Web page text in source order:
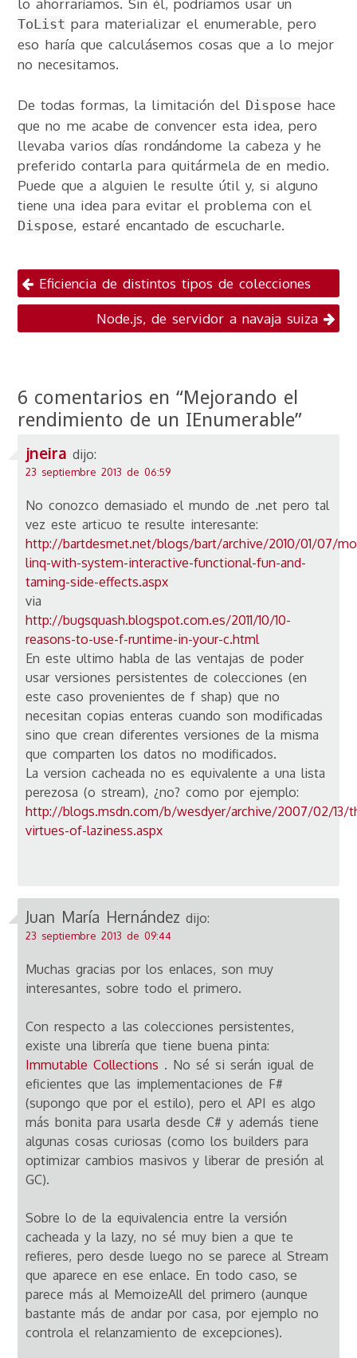
lo ahorraríamos. Sin él, podríamos usar un
ToList para materializar el enumerable, pero
eso haría que calculásemos cosas que a lo mejor
no necesitamos.
De todas formas, la limitación del Dispose hace
que no me acabe de convencer esta idea, pero
llevaba varios días rondándome la cabeza y he
preferido contarla para quitármela de en medio.
Puede que a alguien le resulte útil y, si alguno
tiene una idea para evitar el problema con el
Dispose, estaré encantado de escucharle.
Navegación por
publicaciones
Eficiencia de distintos tipos de colecciones
Node.js, de servidor a navaja suiza
6 comentarios en “Mejorando el
rendimiento de un IEnumerable”
jneira dijo:
23 septiembre 2013 de 06:59
No conozco demasiado el mundo de .net pero tal
vez este articuo te resulte interesante:
http://bartdesmet.net/blogs/bart/archive/2010/01/07/
linq-with-system-interactive-functional-fun-and-
taming-side-effects.aspx
via
http://bugsquash.blogspot.com.es/2011/10/10-
reasons-to-use-f-runtime-in-your-c.html
En este ultimo habla de las ventajas de poder
usar versiones persistentes de colecciones (en
este caso provenientes de f shap) que no
necesitan copias enteras cuando son modificadas
sino que crean diferentes versiones de la misma
que comparten los datos no modificados.
La version cacheada no es equivalente a una lista
perezosa (o stream), ¿no? como por ejemplo:
http://blogs.msdn.com/b/wesdyer/archive/2007/02/13/
virtues-of-laziness.aspx
Juan María Hernández dijo:
23 septiembre 2013 de 09:44
Muchas gracias por los enlaces, son muy
interesantes, sobre todo el primero.
Con respecto a las colecciones persistentes,
existe una librería que tiene buena pinta:
Immutable Collections . No sé si serán igual de
eficientes que las implementaciones de F#
(supongo que por el estilo), pero el API es algo
más bonita para usarla desde C# y además tiene
algunas cosas curiosas (como los builders para
optimizar cambios masivos y liberar de presión al
GC).
Sobre lo de la equivalencia entre la versión
cacheada y la lazy, no sé muy bien a que te
refieres, pero desde luego no se parece al Stream
que aparece en ese enlace. En todo caso, se
parece más al MemoizeAll del primero (aunque
bastante más de andar por casa, por ejemplo no
controla el relanzamiento de excepciones).